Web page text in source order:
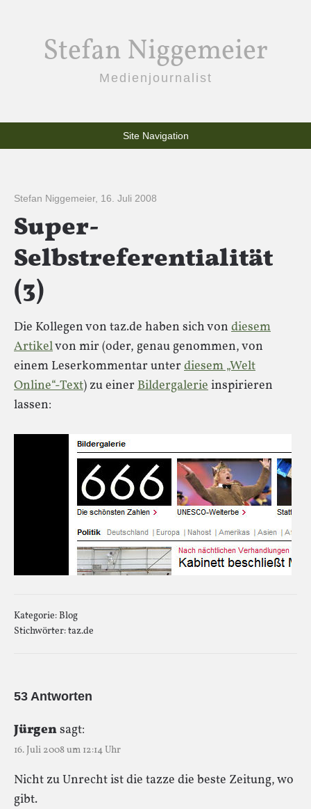
Stefan Niggemeier
Medienjournalist
Site Navigation
Stefan Niggemeier, 16. Juli 2008
Super-
Selbstreferentialität
(3)
Die Kollegen von taz.de haben sich von diesem
Artikelvon mir (oder, genau genommen, von
einem Leserkommentar unter diesem „Welt
Online“-Text) zu einer Bildergalerieinspirieren
lassen:
Kategorie:Blog
Stichwörter:taz.de
53 Antworten
Jürgensagt:
16. Juli 2008 um 12:14 Uhr
Nicht zu Unrecht ist die tazze die beste Zeitung, wo
gibt.